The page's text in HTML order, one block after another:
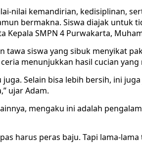
nilai kemandirian, kedisiplinan,
bermakna. Siswa diajak untuk
Kepala SMPN 4 Purwakarta,
tawa siswa yang sibuk menyikat
menunjukkan hasil cucian yang
Selain bisa lebih bersih, ini
ujar Adam.
mengaku ini adalah
harus peras baju. Tapi lama-